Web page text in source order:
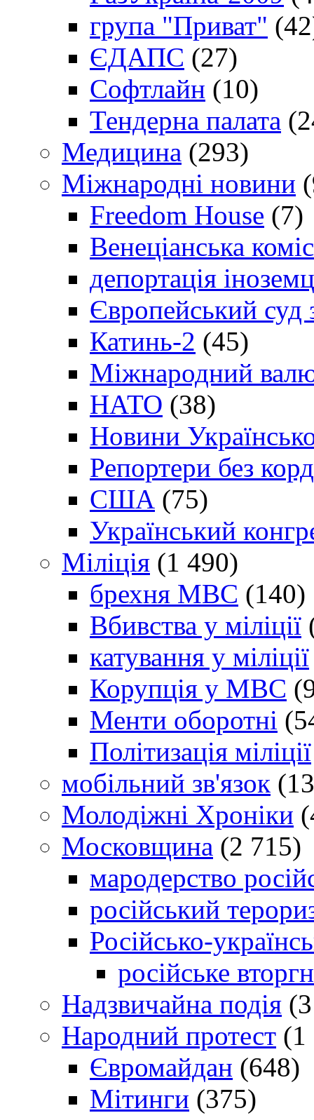
група "Приват"
ЄДАПС (27)
Софтлайн (10)
Тендерна палата
Медицина (293)
Міжнародні новини
Freedom House (7)
Венеціанська
депортація
Європейський
Катинь-2 (45)
Міжнародний
НАТО (38)
Новини
Репортери без
США (75)
Український
Міліція (1 490)
брехня МВС (140)
Вбивства у міліції
катування у міліції
Корупція у МВС
Менти оборотні
Політизація міліції
мобільний зв'язок
Молодіжні Хроніки
Московщина (2 715)
мародерство
російський
Російсько-
російське
Надзвичайна подія
Народний протест (1
Євромайдан (648)
Мітинги (375)